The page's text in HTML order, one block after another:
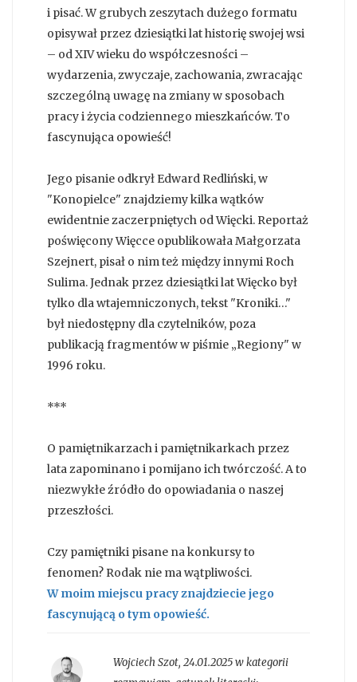
i pisać. W grubych zeszytach dużego formatu
opisywał przez dziesiątki lat historię swojej wsi
– od XIV wieku do współczesności –
wydarzenia, zwyczaje, zachowania, zwracając
szczególną uwagę na zmiany w sposobach
pracy i życia codziennego mieszkańców. To
fascynująca opowieść!
Jego pisanie odkrył Edward Redliński, w
"Konopielce" znajdziemy kilka wątków
ewidentnie zaczerpniętych od Więcki. Reportaż
poświęcony Więcce opublikowała Małgorzata
Szejnert, pisał o nim też między innymi Roch
Sulima. Jednak przez dziesiątki lat Więcko był
tylko dla wtajemniczonych, tekst "Kroniki…"
był niedostępny dla czytelników, poza
publikacją fragmentów w piśmie „Regiony" w
1996 roku.
***
O pamiętnikarzach i pamiętnikarkach przez
lata zapominano i pomijano ich twórczość. A to
niezwykłe źródło do opowiadania o naszej
przeszłości.
Czy pamiętniki pisane na konkursy to
fenomen? Rodak nie ma wątpliwości.
W moim miejscu pracy znajdziecie jego
fascynującą o tym opowieść.
Wojciech Szot, 24.01.2025 w kategorii